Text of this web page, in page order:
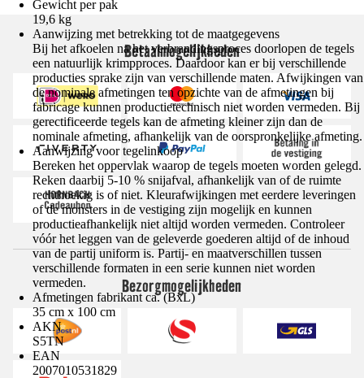
Gewicht per pak
19,6 kg
Aanwijzing met betrekking tot de maatgegevens
Bij het afkoelen na het verbrandingsproces doorlopen de tegels
een natuurlijk krimpproces. Daardoor kan er bij verschillende
producties sprake zijn van verschillende maten. Afwijkingen van
de nominale afmetingen ten opzichte van de afmetingen bij
fabricage kunnen productietechnisch niet worden vermeden. Bij
gerectificeerde tegels kan de afmeting kleiner zijn dan de
nominale afmeting, afhankelijk van de oorspronkelijke afmeting.
Aanwijzing voor tegelinkoop
Bereken het oppervlak waarop de tegels moeten worden gelegd.
Reken daarbij 5-10 % snijafval, afhankelijk van of de ruimte
rechthoekig is of niet. Kleurafwijkingen met eerdere leveringen
of de monsters in de vestiging zijn mogelijk en kunnen
productieafhankelijk niet altijd worden vermeden. Controleer
vóór het leggen van de geleverde goederen altijd of de inhoud
van de partij uniform is. Partij- en maatverschillen tussen
verschillende formaten in een serie kunnen niet worden
vermeden.
Afmetingen fabrikant ca. (BxL)
35 cm x 100 cm
AKN
S5TN
EAN
2007010531829
Betaalmogelijkheden
Bezorgmogelijkheden